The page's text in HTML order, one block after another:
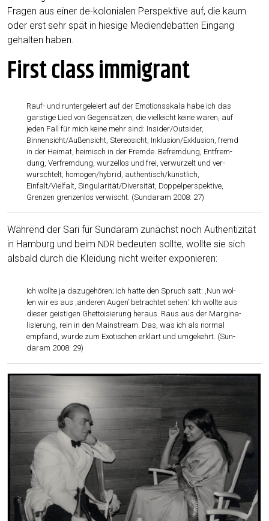
Fra­gen aus einer de-kolo­nia­len Per­spek­ti­ve auf, die kaum
oder erst sehr spät in hie­si­ge Medi­en­de­bat­ten Ein­gang
gehal­ten haben.
First class immigrant
Rauf- und run­ter­ge­lei­ert auf der Emo­ti­ons­ska­la habe ich das
gars­ti­ge Lied von Gegen­sät­zen, die viel­leicht kei­ne waren, auf
jeden Fall für mich kei­ne mehr sind: Insider/Outsider,
Binnensicht/Außensicht, Ste­reo­sicht, Inklusion/Exklusion, fremd
in der Hei­mat, hei­misch in der Frem­de. Befrem­dung, Ent­frem­
dung, Ver­frem­dung, wur­zel­los und frei, ver­wur­zelt und ver­
wursch­telt, homogen/hybrid, authentisch/künstlich,
Einfalt/Vielfalt, Singularität/Diversität, Dop­pel­per­spek­ti­ve,
Gren­zen gren­zen­los ver­wischt. (Sun­daram 2008: 27)
Wäh­rend der Sari für Sun­daram zunächst noch Authen­ti­zi­tät
in Ham­burg und beim NDR bedeu­ten soll­te, woll­te sie sich
als­bald durch die Klei­dung nicht wei­ter exponieren:
Ich woll­te ja dazu­ge­hö­ren; ich hat­te den Spruch satt: ‚Nun wol­
len wir es aus ‚ande­ren Augen’ betrach­tet sehen.‘ Ich woll­te aus
die­ser geis­ti­gen Ghet­toi­sie­rung her­aus. Raus aus der Mar­gi­na­
li­sie­rung, rein in den Main­stream. Das, was ich als nor­mal
emp­fand, wur­de zum Exo­ti­schen erklärt und umge­kehrt. (Sun­
daram 2008: 29)